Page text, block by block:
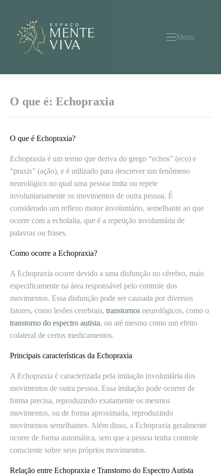
conteúdo
Menu
O que é: Echopraxia
O que é Echopraxia?
Echopraxia é um termo que deriva do grego “echos” (eco) e
“praxis” (ação), e é utilizado para descrever um fenômeno
neurológico no qual uma pessoa imita ou repete
involuntariamente os movimentos de outra pessoa. É
considerado um reflexo motor involuntário, semelhante ao que
ocorre com a echolalia, que é a repetição involuntária de
palavras ou frases.
Como ocorre a Echopraxia?
A Echopraxia ocorre devido a uma disfunção no cérebro, mais
especificamente na área responsável pelo controle dos
movimentos. Essa disfunção pode ser causada por diversos
fatores, como lesões cerebrais, transtornos neurológicos, como o
transtorno do espectro autista, ou até mesmo como um efeito
colateral de certos medicamentos.
Principais características da Echopraxia
A Echopraxia é caracterizada pela imitação involuntária dos
movimentos de outra pessoa. Essa imitação pode ocorrer de
forma precisa, reproduzindo exatamente os mesmos
movimentos, ou de forma aproximada, reproduzindo
movimentos semelhantes. Além disso, a Echopraxia geralmente
ocorre de forma automática, sem que a pessoa tenha controle
consciente sobre seus próprios movimentos.
Relação entre Echopraxia e Transtorno do Espectro Autista